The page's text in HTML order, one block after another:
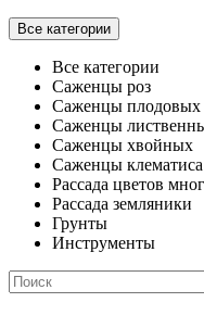
Все категории
Все категории
Саженцы роз
Саженцы плодовых
Саженцы
Саженцы хвойных
Саженцы клематиса
Рассада цветов
Рассада земляники
Грунты
Инструменты